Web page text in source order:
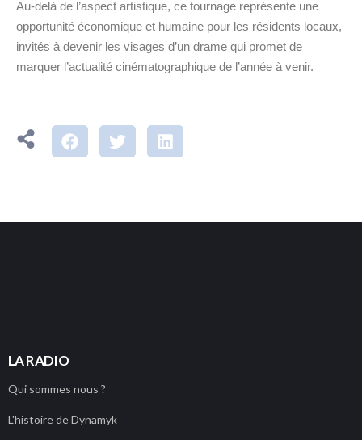
Au-delà de l’aspect artistique, ce tournage représente une
opportunité économique et humaine pour les résidents locaux,
invités à devenir les visages d’un drame qui promet de
marquer l’actualité cinématographique de l’année à venir.
LA RADIO
Qui sommes nous ?
L'histoire de Dynamyk